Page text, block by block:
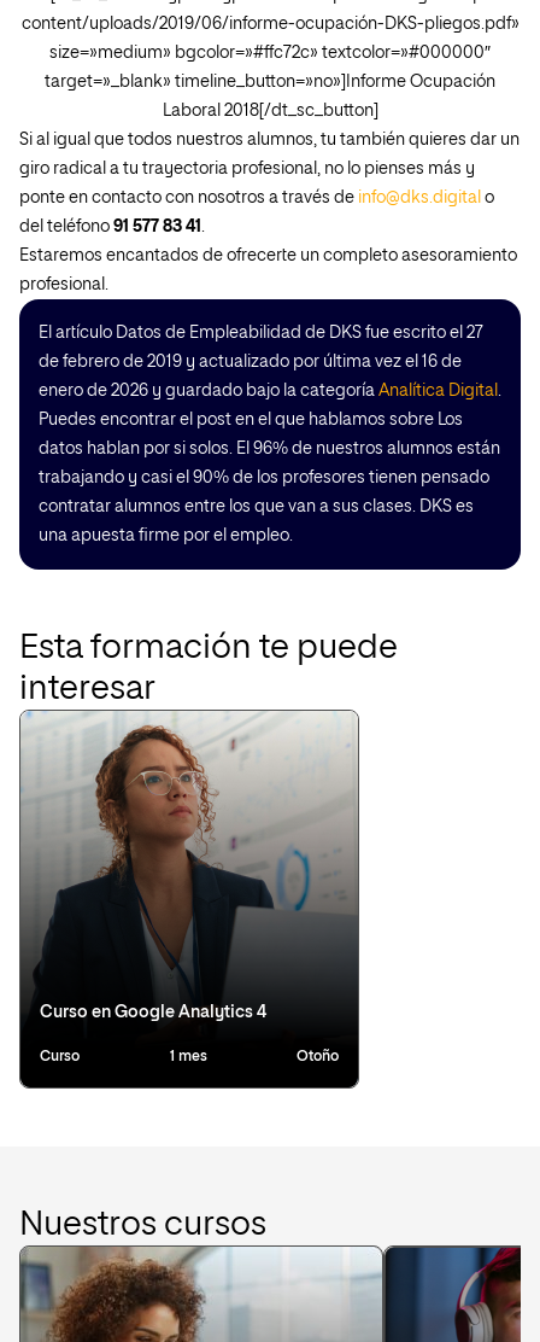
content/uploads/2019/06/informe-ocupación-DKS-pliegos.pdf»
size=»medium» bgcolor=»#ffc72c» textcolor=»#000000″
target=»_blank» timeline_button=»no»]Informe Ocupación
Laboral 2018[/dt_sc_button]
Si al igual que todos nuestros alumnos, tu también quieres dar un
giro radical a tu trayectoria profesional, no lo pienses más y
ponte en contacto con nosotros a través de info@dks.digital o
del teléfono 91 577 83 41 .
Estaremos encantados de ofrecerte un completo asesoramiento
profesional.
El artículo Datos de Empleabilidad de DKS fue escrito el 27
de febrero de 2019 y actualizado por última vez el 16 de
enero de 2026 y guardado bajo la categoría Analítica Digital .
Puedes encontrar el post en el que hablamos sobre Los
datos hablan por si solos. El 96% de nuestros alumnos están
trabajando y casi el 90% de los profesores tienen pensado
contratar alumnos entre los que van a sus clases. DKS es
una apuesta firme por el empleo.
Esta formación te puede
interesar
Curso en Google Analytics 4
Curso 1 mes Otoño
Nuestros cursos